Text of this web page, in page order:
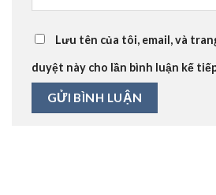
Lưu tên của tôi, email, và
duyệt này cho lần bình luận kế